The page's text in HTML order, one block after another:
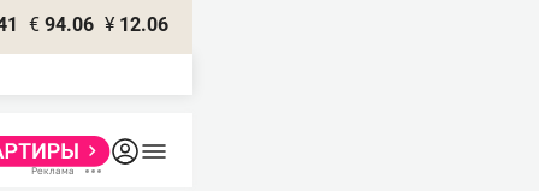
€ 94.06 ¥ 12.06